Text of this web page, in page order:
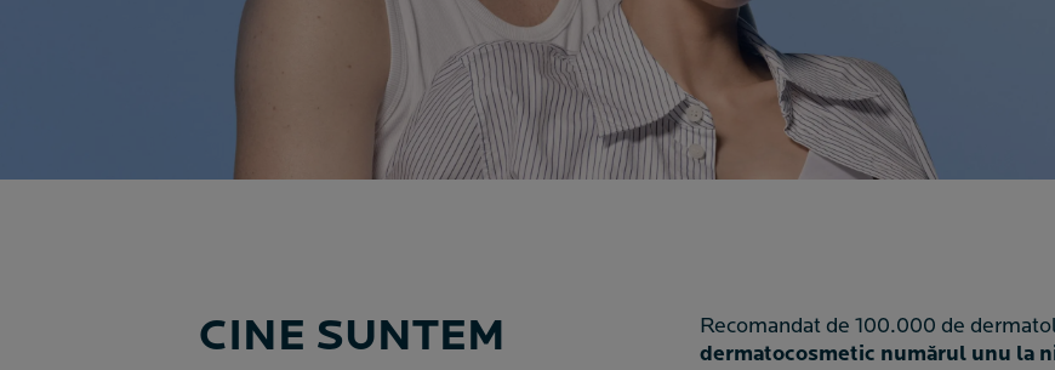
CINE SUNTEM Recomandat de 100.000 de
dermatocosmetic numărul unu la